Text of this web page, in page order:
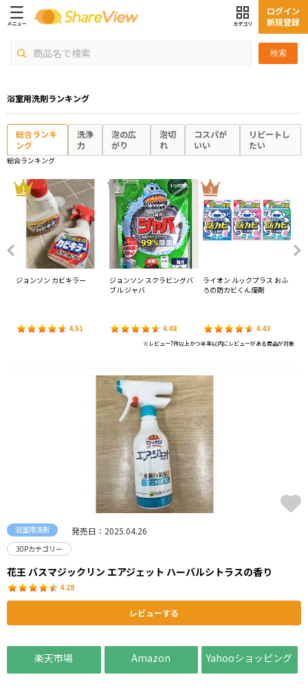
検索
ログイン
新規登録
浴室用洗剤ランキング
総合ランキ
ング
洗浄
力
泡の広
がり
泡切
れ
コスパが
いい
リピートし
たい
総合ランキング
1
ジョンソン カビキラー
4.51
2
ジョンソン スクラビングバ
ブル ジャバ
4.48
3
ライオン ルックプラス おふ
ろの防カビくん煙剤
4.43
※レビュー7件以上かつ半年以内にレビューがある商品が対象
浴室用洗剤 発売日：2025.04.26
30Pカテゴリー
花王 バスマジックリン エアジェット ハーバルシトラスの香り
4.28
レビューする
楽天市場 Amazon Yahooショッピング